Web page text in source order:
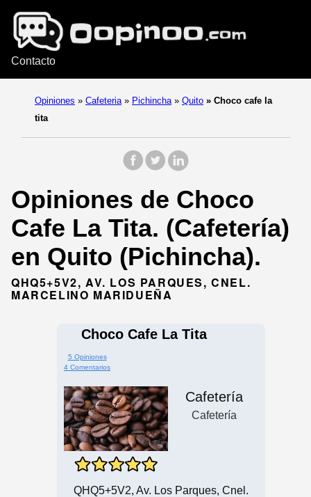
Contacto
Opiniones » Cafeteria » Pichincha » Quito » Choco cafe la
tita
Opiniones de Choco
Cafe La Tita. (Cafetería)
en Quito (Pichincha).
QHQ5+5V2, AV. LOS PARQUES, CNEL.
MARCELINO MARIDUEÑA
Choco Cafe La Tita
5 Opiniones
4 Comentarios
Cafetería
Cafetería
QHQ5+5V2, Av. Los Parques, Cnel.